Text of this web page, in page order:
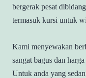
bergerak pesat
termasuk kursi untuk
Kami menyewakan
sangat bagus dan
Untuk anda yang